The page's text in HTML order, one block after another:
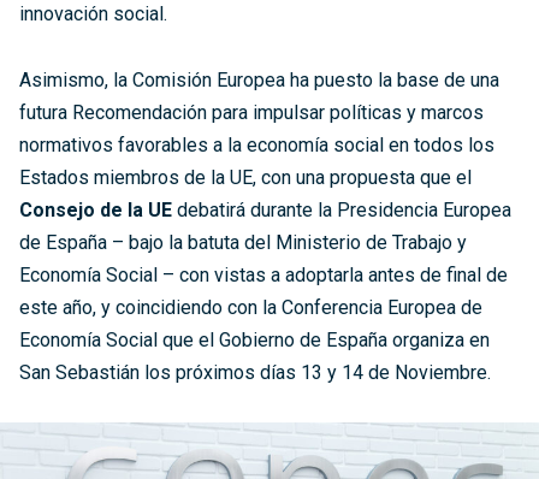
innovación social.
Asimismo, la Comisión Europea ha puesto la base de una
futura Recomendación para impulsar políticas y marcos
normativos favorables a la economía social en todos los
Estados miembros de la UE, con una propuesta que el
Consejo de la UE debatirá durante la Presidencia Europea
de España – bajo la batuta del Ministerio de Trabajo y
Economía Social – con vistas a adoptarla antes de final de
este año, y coincidiendo con la Conferencia Europea de
Economía Social que el Gobierno de España organiza en
San Sebastián los próximos días 13 y 14 de Noviembre.